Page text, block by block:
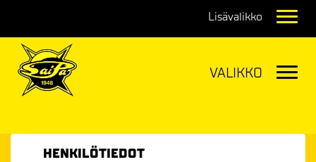
HENKILÖTIEDOT